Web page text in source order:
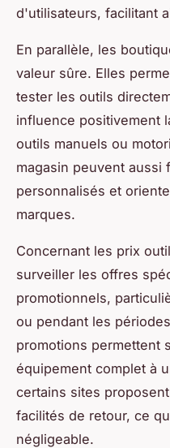
d'utilisateurs, facilitant
En parallèle, les
valeur sûre. Elles
tester les outils
influence positivement
outils manuels ou
magasin peuvent aussi
personnalisés et
marques.
Concernant les prix
surveiller les offres
promotionnels,
ou pendant les
promotions permettent
équipement complet à
certains sites
facilités de retour, ce
négligeable.